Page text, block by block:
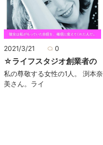
2021/3/21 0
☆ライフスタジオ創業者の
私の尊敬する女性の1人。 渕本奈
美さん。ライ